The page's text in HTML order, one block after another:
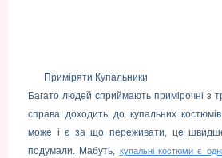
Приміряти Купальники
Багато людей сприймають примірочні з
справа доходить до купальних
може і є за що переживати, це
подумали. Мабуть, купальні костюми є